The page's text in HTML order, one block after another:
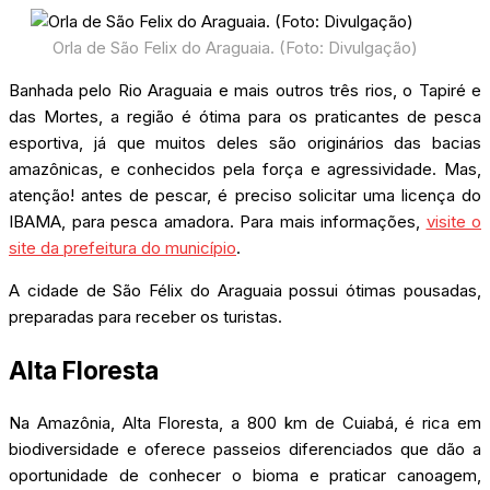
Orla de São Felix do Araguaia. (Foto: Divulgação)
Banhada pelo Rio Araguaia e mais outros três rios, o Tapiré e
das Mortes, a região é ótima para os praticantes de pesca
esportiva, já que muitos deles são originários das bacias
amazônicas, e conhecidos pela força e agressividade. Mas,
atenção! antes de pescar, é preciso solicitar uma licença do
IBAMA, para pesca amadora. Para mais informações, visite o
site da prefeitura do município.
A cidade de São Félix do Araguaia possui ótimas pousadas,
preparadas para receber os turistas.
Alta Floresta
Na Amazônia, Alta Floresta, a 800 km de Cuiabá, é rica em
biodiversidade e oferece passeios diferenciados que dão a
oportunidade de conhecer o bioma e praticar canoagem,